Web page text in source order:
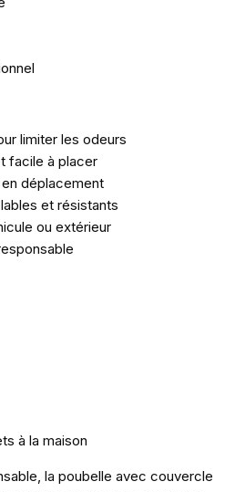
limiter les odeurs
facile à placer
déplacement
et résistants
ou extérieur
à la maison
la poubelle avec couvercle